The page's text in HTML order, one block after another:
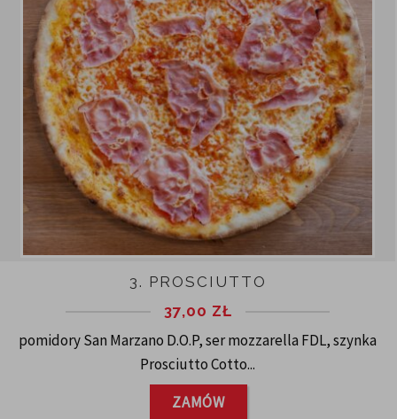
3. PROSCIUTTO
37,00 ZŁ
pomidory San Marzano D.O.P, ser mozzarella FDL, szynka
Prosciutto Cotto...
ZAMÓW